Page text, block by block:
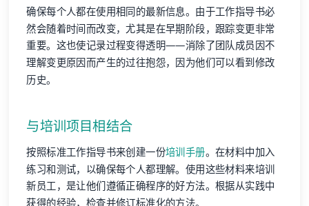
确保每个人都在使用相同的最新信息。由于工作指导书必
然会随着时间而改变，尤其是在早期阶段，跟踪变更非常
重要。这也使记录过程变得透明——消除了团队成员因不
理解变更原因而产生的过往抱怨，因为他们可以看到修改
历史。
与培训项目相结合
按照标准工作指导书来创建一份培训手册。在材料中加入
练习和测试，以确保每个人都理解。使用这些材料来培训
新员工，是让他们遵循正确程序的好方法。根据从实践中
获得的经验，检查并修订标准化的方法。